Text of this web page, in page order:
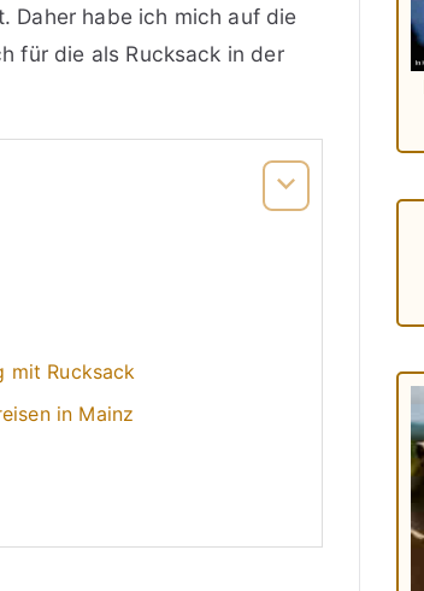
Daher habe ich mich auf die
für die als Rucksack in der
mit Rucksack
in Mainz